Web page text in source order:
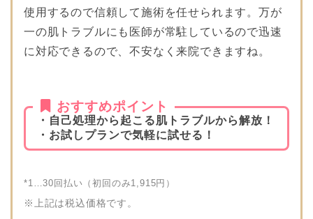
使用するので信頼して施術を任せられます。万が
一の肌トラブルにも医師が常駐しているので迅速
に対応できるので、不安なく来院できますね。
おすすめポイント
・自己処理から起こる肌トラブルから解放！
・お試しプランで気軽に試せる！
*1…30回払い（初回のみ1,915円）
※上記は税込価格です。